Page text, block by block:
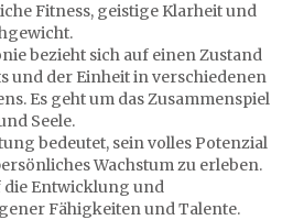
Fitness, geistige Klarheit und
bezieht sich auf einen Zustand
und der Einheit in verschiedenen
Es geht um das Zusammenspiel
Seele.
bedeutet, sein volles Potenzial
Wachstum zu erleben.
die Entwicklung und
Fähigkeiten und Talente.